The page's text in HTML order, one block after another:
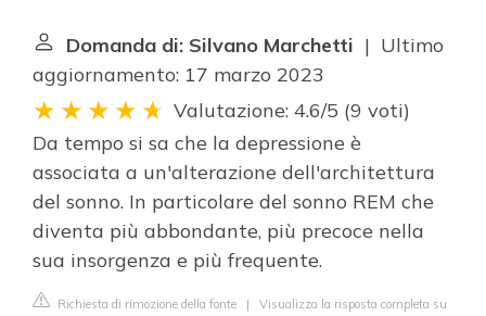
Domanda di: Silvano Marchetti | Ultimo
aggiornamento: 17 marzo 2023
Valutazione: 4.6/5 (9 voti)
Da tempo si sa che la depressione è
associata a un'alterazione dell'architettura
del sonno. In particolare del sonno REM che
diventa più abbondante, più precoce nella
sua insorgenza e più frequente.
Richiesta di rimozione della fonte | Visualizza la risposta completa su